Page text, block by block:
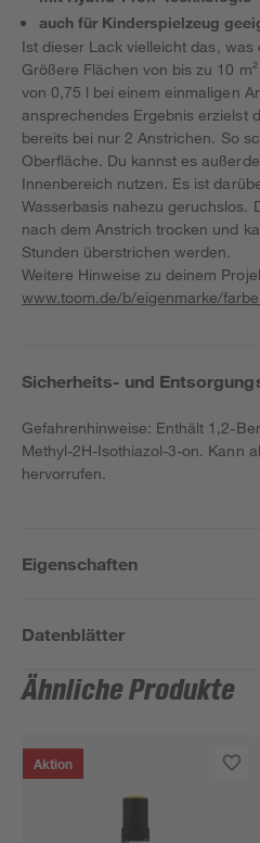
auch für Kinderspielzeug
Ist dieser Lack vielleicht das,
Größere Flächen von bis zu 10
von 0,75 l bei einem einmaligen
ansprechendes Ergebnis erzielst
bereits bei nur 2 Anstrichen. So
Oberfläche. Du kannst es
Innenbereich nutzen. Es ist
Wasserbasis nahezu geruchslos.
nach dem Anstrich trocken und
Stunden überstrichen werden.
Weitere Hinweise zu deinem
www.toom.de/b/eigenmarke/
Sicherheits- und
Gefahrenhinweise: Enthält 1,2-
Methyl-2H-Isothiazol-3-on. Kann
hervorrufen.
Eigenschaften
Datenblätter
Ähnliche Produkte
Aktion